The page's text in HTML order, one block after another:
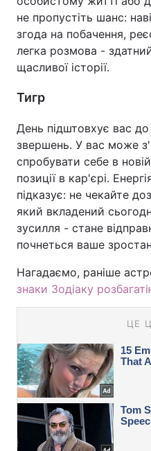
не пропустіть шанс:
згода на побачення,
легка розмова -
щасливої історії.
Тигр
День підштовхує вас
звершень. У вас може
спробувати себе в
позиції в кар'єрі.
підказує: не чекайте
який вкладений
зусилля - стане
почнеться ваше
Нагадаємо, раніше
знаки Зодіаку